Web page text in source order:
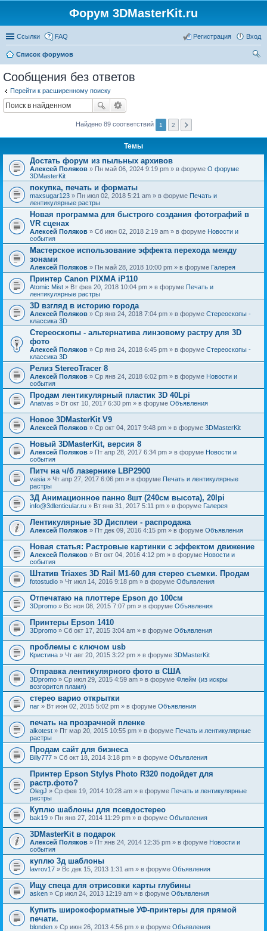
Форум 3DMasterKit.ru
Ссылки FAQ Вход
Регистрация
Список форумов
Сообщения без ответов
Перейти к расширенному поиску
Найдено 89 соответствий 1 2
Темы
Достать форум из пыльных архивов
Алексей Поляков » Пн май 06, 2024 9:19 pm » в форуме О форуме
3DMasterKit
покупка, печать и форматы
maxsugar123 » Пн июл 02, 2018 5:21 am » в форуме Печать и
лентикулярные растры
Новая программа для быстрого создания фотографий в
VR сценах
Алексей Поляков » Сб июн 02, 2018 2:19 am » в форуме Новости и
события
Мастерское использование эффекта перехода между
зонами
Алексей Поляков » Пн май 28, 2018 10:00 pm » в форуме Галерея
Принтер Canon PIXMA iP110
Atomic Mist » Вт фев 20, 2018 10:04 pm » в форуме Печать и
лентикулярные растры
3D взгляд в историю города
Алексей Поляков » Ср янв 24, 2018 7:04 pm » в форуме Стереоскопы -
классика 3D
Стереоскопы - альтернатива линзовому растру для 3D
фото
Алексей Поляков » Ср янв 24, 2018 6:45 pm » в форуме Стереоскопы -
классика 3D
Релиз StereoTracer 8
Алексей Поляков » Ср янв 24, 2018 6:02 pm » в форуме Новости и
события
Продам лентикулярный пластик 3D 40Lpi
Anatvas » Вт окт 10, 2017 6:30 pm » в форуме Объявления
Новое 3DMasterKit V9
Алексей Поляков » Ср окт 04, 2017 9:48 pm » в форуме 3DMasterKit
Новый 3DMasterKit, версия 8
Алексей Поляков » Пт апр 28, 2017 6:34 pm » в форуме Новости и
события
Питч на ч/б лазернике LBP2900
vasia » Чт апр 27, 2017 6:06 pm » в форуме Печать и лентикулярные
растры
3Д Анимационное панно 8шт (240см высота), 20lpi
info@3dlenticular.ru » Вт янв 31, 2017 5:11 pm » в форуме Галерея
Лентикулярные 3D Дисплеи - распродажа
Алексей Поляков » Пт дек 09, 2016 4:15 pm » в форуме Объявления
Новая статья: Растровые картинки с эффектом движение
Алексей Поляков » Вт окт 04, 2016 4:12 pm » в форуме Новости и
события
Штатив Triaxes 3D Rail M1-60 для стерео съемки. Продам
fotostudio » Чт июл 14, 2016 9:18 pm » в форуме Объявления
Отпечатаю на плоттере Epson до 100см
3Dpromo » Вс ноя 08, 2015 7:07 pm » в форуме Объявления
Принтеры Epson 1410
3Dpromo » Сб окт 17, 2015 3:04 am » в форуме Объявления
проблемы с ключом usb
Кристина » Чт авг 20, 2015 3:22 pm » в форуме 3DMasterKit
Отправка лентикулярного фото в США
3Dpromo » Ср июл 29, 2015 4:59 am » в форуме Флейм (из искры
возгорится пламя)
стерео варио открытки
nar » Вт июн 02, 2015 5:02 pm » в форуме Объявления
печать на прозрачной пленке
alkotest » Пт мар 20, 2015 10:55 pm » в форуме Печать и лентикулярные
растры
Продам сайт для бизнеса
Billy777 » Сб окт 18, 2014 3:18 pm » в форуме Объявления
Принтер Epson Stylys Photo R320 подойдет для
растр.фото?
OlegJ » Ср фев 19, 2014 10:28 am » в форуме Печать и лентикулярные
растры
Куплю шаблоны для псевдостерео
bak19 » Пн янв 27, 2014 11:29 pm » в форуме Объявления
3DMasterKit в подарок
Алексей Поляков » Пт янв 24, 2014 12:35 pm » в форуме Новости и
события
куплю 3д шаблоны
lavrov17 » Вс дек 15, 2013 1:31 am » в форуме Объявления
Ищу спеца для отрисовки карты глубины
asken » Ср июл 24, 2013 12:19 am » в форуме Объявления
Купить широкоформатные УФ-принтеры для прямой
печати.
blonden » Ср июн 26, 2013 4:56 pm » в форуме Объявления